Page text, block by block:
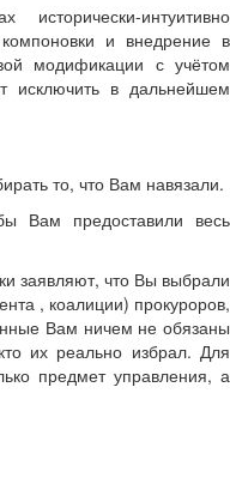
интуитивно
и внедрение в
модификации с учётом
исключить в дальнейшем
то, что Вам навязали.
Вам предоставили весь
заявляют, что Вы выбрали
, коалиции) прокуроров,
Вам ничем не обязаны
их реально избрал. Для
предмет управления, а